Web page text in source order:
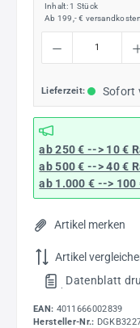
Inhalt: 1 Stück
Ab 199,- €
Lieferzeit: Sofort
ab 250 € --> 10 €
ab 500 € --> 40 €
ab 1.000 € -->
Artikel merken
Artikel
. Datenblatt
EAN: 4011666002839
Hersteller-Nr.: